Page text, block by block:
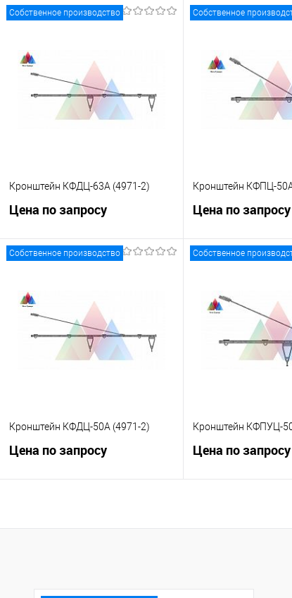
Собственное производство
Кронштейн КФДЦ-63А (4971-2)
Цена по запросу
Запросить цену
Купить в 1 клик
В избранное
Собственное
Кронштейн КФПЦ-
Цена по запросу
Купить в 1 клик
В избранное
Собственное производство
Кронштейн КФДЦ-50А (4971-2)
Цена по запросу
Собственное
Кронштейн КФПУЦ-
Цена по запросу